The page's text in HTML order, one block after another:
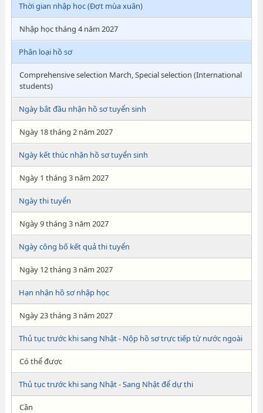
Thời gian nhập học (Đợt mùa xuân)
Nhập học tháng 4 năm 2027
Phân loại hồ sơ
Comprehensive selection March, Special selection (International
students)
Ngày bắt đầu nhận hồ sơ tuyển sinh
Ngày 18 tháng 2 năm 2027
Ngày kết thúc nhận hồ sơ tuyển sinh
Ngày 1 tháng 3 năm 2027
Ngày thi tuyển
Ngày 9 tháng 3 năm 2027
Ngày công bố kết quả thi tuyển
Ngày 12 tháng 3 năm 2027
Hạn nhận hồ sơ nhập học
Ngày 23 tháng 3 năm 2027
Thủ tục trước khi sang Nhật - Nộp hồ sơ trực tiếp từ nước ngoài
Có thể được
Thủ tục trước khi sang Nhật - Sang Nhật để dự thi
Cần